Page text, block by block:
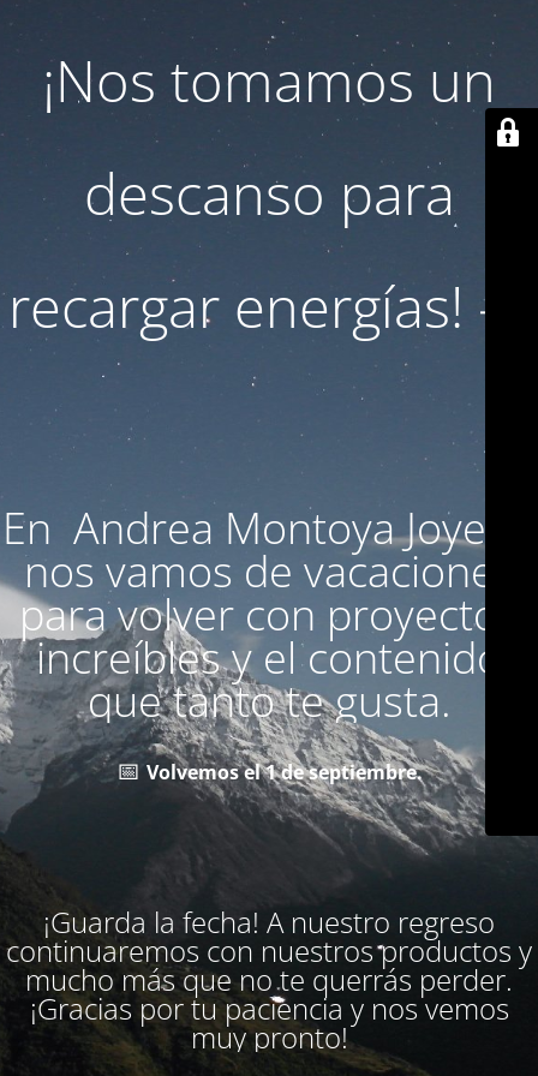
¡Nos tomamos un
descanso para
recargar energías! ☀️
En Andrea Montoya Joyeria
nos vamos de vacaciones
para volver con proyectos
increíbles y el contenido
que tanto te gusta.
📅Volvemos el 1 de septiembre.
¡Guarda la fecha! A nuestro regreso
continuaremos con nuestros productos y
mucho más que no te querrás perder.
¡Gracias por tu paciencia y nos vemos
muy pronto!